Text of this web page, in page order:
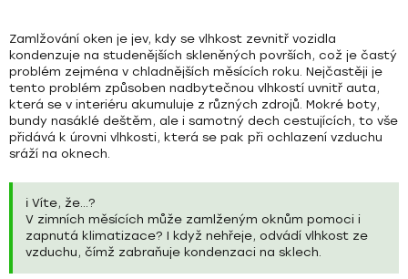
Zamlžování oken je jev, kdy se vlhkost zevnitř vozidla
kondenzuje na studenějších skleněných površích, což je častý
problém zejména v chladnějších měsících roku. Nejčastěji je
tento problém způsoben nadbytečnou vlhkostí uvnitř auta,
která se v interiéru akumuluje z různých zdrojů. Mokré boty,
bundy nasáklé deštěm, ale i samotný dech cestujících, to vše
přidává k úrovni vlhkosti, která se pak při ochlazení vzduchu
sráží na oknech.
ℹ️ Víte, že…?
V zimních měsících může zamlženým oknům pomoci i
zapnutá klimatizace? I když nehřeje, odvádí vlhkost ze
vzduchu, čímž zabraňuje kondenzaci na sklech.